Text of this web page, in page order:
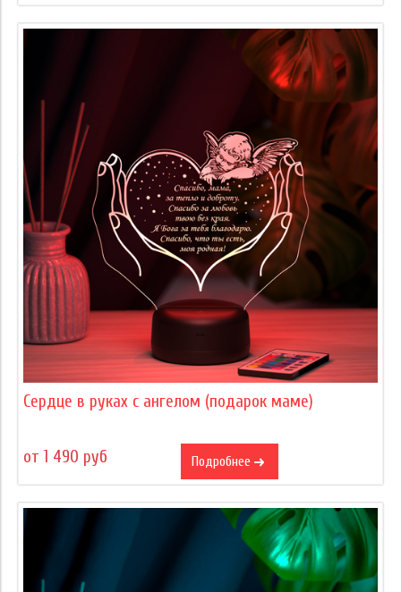
Сердце в руках с ангелом (подарок маме)
от 1 490 руб Подробнее